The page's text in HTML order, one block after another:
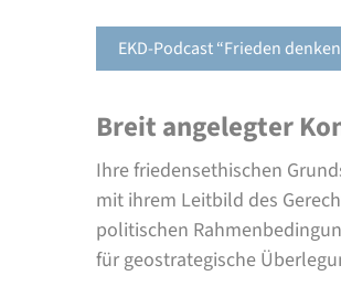
EKD-Podcast “Frieden
Breit angelegter
Ihre friedensethischen
mit ihrem Leitbild des
politischen
für geostrategische